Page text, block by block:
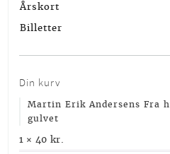
Årskort
Billetter
Din kurv
Martin Erik Andersens Fra
gulvet
1 ×40 kr.